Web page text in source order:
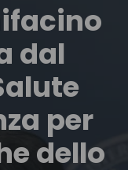
dal
per
dello